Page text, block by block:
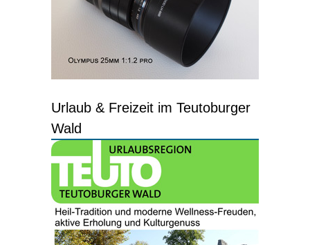
Urlaub & Freizeit im Teutoburger
Wald